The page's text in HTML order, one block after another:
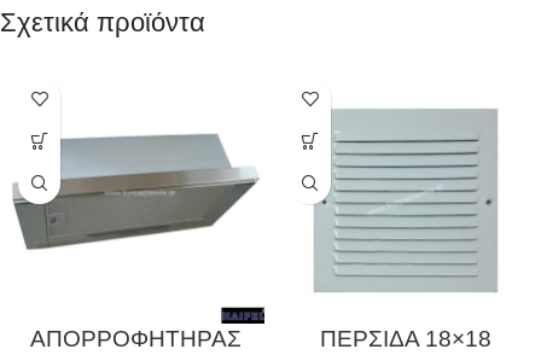
Σχετικά προϊόντα
ΑΠΟΡΡΟΦΗΤΗΡΑΣ
ΠΕΡΣΙΔΑ 18×18